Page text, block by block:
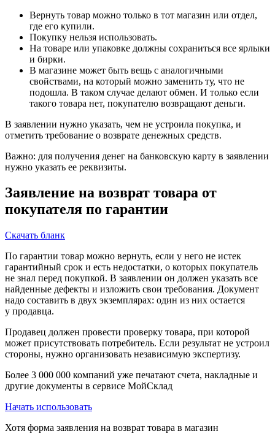
Вернуть товар можно только в тот магазин или отдел,
где его купили.
Покупку нельзя использовать.
На товаре или упаковке должны сохраниться все ярлыки
и бирки.
В магазине может быть вещь с аналогичными
свойствами, на который можно заменить ту, что не
подошла. В таком случае делают обмен. И только если
такого товара нет, покупателю возвращают деньги.
В заявлении нужно указать, чем не устроила покупка, и
отметить требование о возврате денежных средств.
Важно: для получения денег на банковскую карту в заявлении
нужно указать ее реквизиты.
Заявление на возврат товара от
покупателя по гарантии
Скачать бланк
По гарантии товар можно вернуть, если у него не истек
гарантийный срок и есть недостатки, о которых покупатель
не знал перед покупкой. В заявлении он должен указать все
найденные дефекты и изложить свои требования. Документ
надо составить в двух экземплярах: один из них остается
у продавца.
Продавец должен провести проверку товара, при которой
может присутствовать потребитель. Если результат не устроил
стороны, нужно организовать независимую экспертизу.
Более 3 000 000 компаний уже печатают счета, накладные и
другие документы в сервисе МойСклад
Начать использовать
Хотя форма заявления на возврат товара в магазин